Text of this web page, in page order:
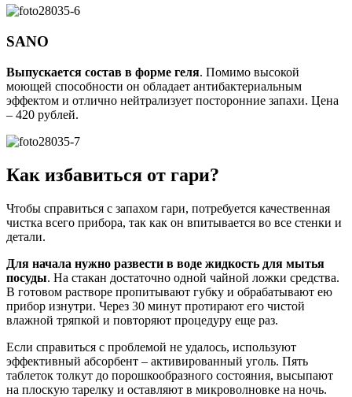
SANO
Выпускается состав в форме геля. Помимо высокой
моющей способности он обладает антибактериальным
эффектом и отлично нейтрализует посторонние запахи. Цена
– 420 рублей.
Как избавиться от гари?
Чтобы справиться с запахом гари, потребуется качественная
чистка всего прибора, так как он впитывается во все стенки и
детали.
Для начала нужно развести в воде жидкость для мытья
посуды. На стакан достаточно одной чайной ложки средства.
В готовом растворе пропитывают губку и обрабатывают ею
прибор изнутри. Через 30 минут протирают его чистой
влажной тряпкой и повторяют процедуру еще раз.
Если справиться с проблемой не удалось, используют
эффективный абсорбент – активированный уголь. Пять
таблеток толкут до порошкообразного состояния, высыпают
на плоскую тарелку и оставляют в микроволновке на ночь.